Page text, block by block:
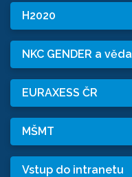
H2020
NKC GENDER a věda
EURAXESS ČR
MŠMT
Vstup do intranetu